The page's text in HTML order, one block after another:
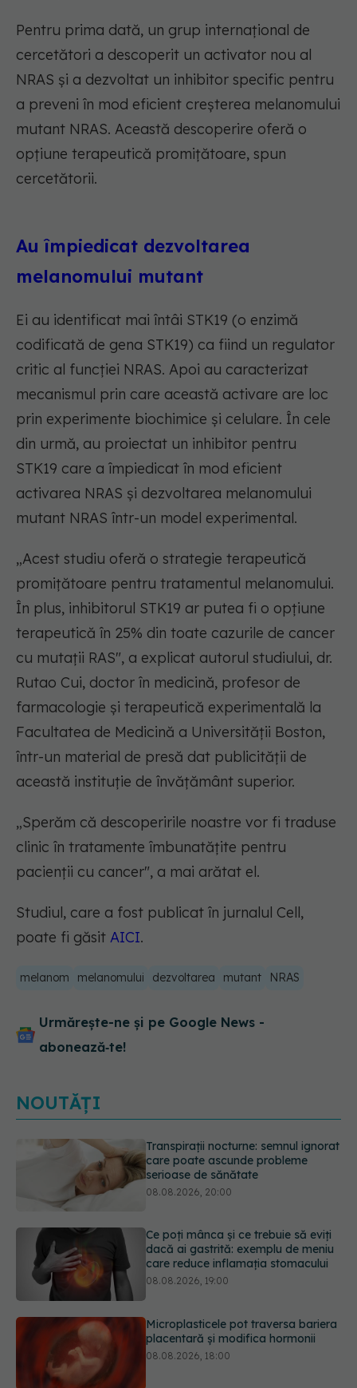
Pentru prima dată, un grup internațional de
cercetători a descoperit un activator nou al
NRAS și a dezvoltat un inhibitor specific pentru
a preveni în mod eficient creșterea melanomului
mutant NRAS. Această descoperire oferă o
opțiune terapeutică promițătoare, spun
cercetătorii.
Au împiedicat dezvoltarea
melanomului mutant
Ei au identificat mai întâi STK19 (o enzimă
codificată de gena STK19) ca fiind un regulator
critic al funcției NRAS. Apoi au caracterizat
mecanismul prin care această activare are loc
prin experimente biochimice și celulare. În cele
din urmă, au proiectat un inhibitor pentru
STK19 care a împiedicat în mod eficient
activarea NRAS și dezvoltarea melanomului
mutant NRAS într-un model experimental.
„Acest studiu oferă o strategie terapeutică
promițătoare pentru tratamentul melanomului.
În plus, inhibitorul STK19 ar putea fi o opțiune
terapeutică în 25% din toate cazurile de cancer
cu mutații RAS", a explicat autorul studiului, dr.
Rutao Cui, doctor în medicină, profesor de
farmacologie și terapeutică experimentală la
Facultatea de Medicină a Universității Boston,
într-un material de presă dat publicității de
această instituție de învățământ superior.
„Sperăm că descoperirile noastre vor fi traduse
clinic în tratamente îmbunatățite pentru
pacienții cu cancer", a mai arătat el.
Studiul, care a fost publicat în jurnalul Cell,
poate fi găsit AICI.
melanom melanomului dezvoltarea mutant NRAS
Urmărește-ne și pe Google News -
abonează‑te!
NOUTĂȚI
Ce poți mânca și ce trebuie să eviți
dacă ai gastrită: exemplu de meniu
care reduce inflamația stomacului
Microplasticele pot traversa bariera
placentară și modifica hormonii
08.08.2026, 18:00
Trucul genial cu ceai negru pentru
păr. Tot mai multe femei îl adoră